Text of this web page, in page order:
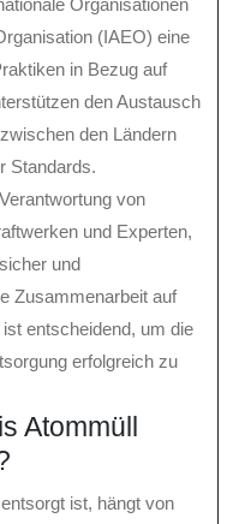
Organisationen
(IAEO) eine
in Bezug auf
den Austausch
den Ländern
Standards.
von
und Experten,
und
Zusammenarbeit auf
entscheidend, um die
erfolgreich zu
Atommüll
ist, hängt von